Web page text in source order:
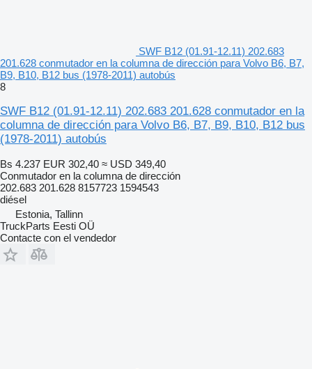
SWF B12 (01.91-12.11) 202.683
201.628 conmutador en la columna de dirección para Volvo B6, B7,
B9, B10, B12 bus (1978-2011) autobús
8
SWF B12 (01.91-12.11) 202.683 201.628 conmutador en la
columna de dirección para Volvo B6, B7, B9, B10, B12 bus
(1978-2011) autobús
Bs 4.237 EUR 302,40 ≈ USD 349,40
Conmutador en la columna de dirección
202.683 201.628 8157723 1594543
diésel
Estonia, Tallinn
TruckParts Eesti OÜ
Contacte con el vendedor